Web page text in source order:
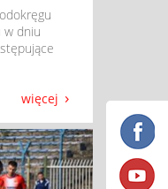
w dniu
więcej